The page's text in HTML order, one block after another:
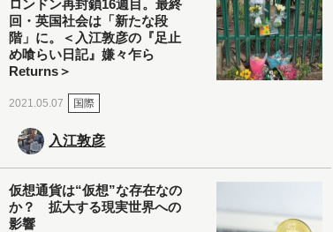
ロンドン再封鎖16週目。最終
回・英国社会は「新たな段
階」に。＜入江敦彦の『足止
め喰らい日記』嫌々乍ら
Returns＞
2021.05.07 国際
入江敦彦
仮想通貨は“仮想”な存在なの
か？ 拡大する現実世界への
影響